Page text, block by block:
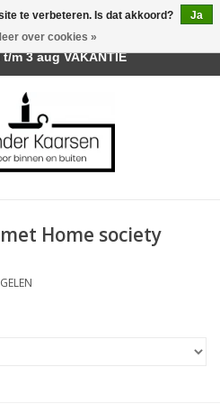
Home society
te verbeteren. Is dat akkoord?
Ja
over cookies »
Trotz | Belvederelaan 107
m 3 aug VAKANTIE